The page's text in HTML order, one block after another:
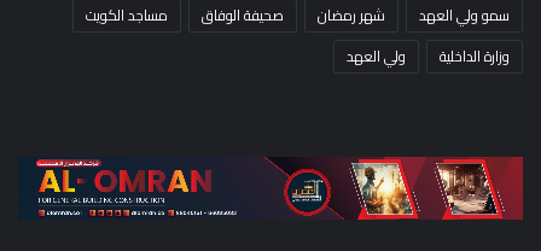
سمو ولي العهد
شهر رمضان صحيفة الوفاق
مساجد الكويت
وزارة الداخلية
ولي العهد